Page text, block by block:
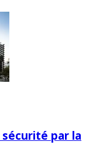
par la